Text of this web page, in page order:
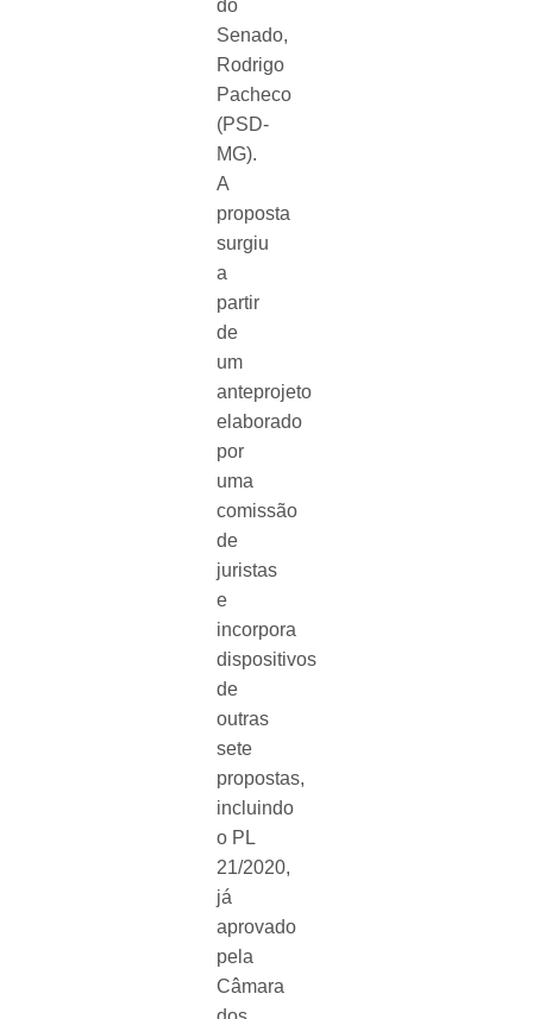
do
Senado,
Rodrigo
Pacheco
(PSD-
MG).
A
proposta
surgiu
a
partir
de
um
anteprojeto
elaborado
por
uma
comissão
de
juristas
e
incorpora
dispositivos
de
outras
sete
propostas,
incluindo
o PL
21/2020,
já
aprovado
pela
Câmara